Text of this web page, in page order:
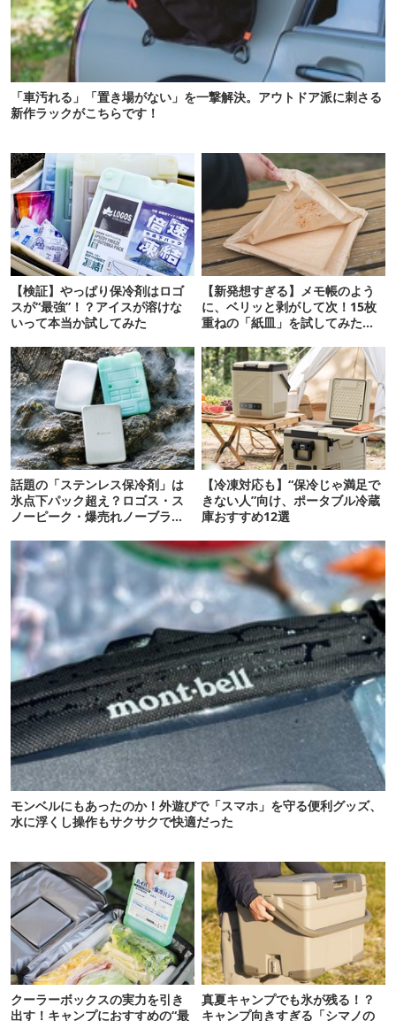
「車汚れる」「置き場がない」を一撃解決。アウトドア派に刺さる
新作ラックがこちらです！
【検証】やっぱり保冷剤はロゴ
スが“最強”！？アイスが溶けな
いって本当か試してみた
【新発想すぎる】メモ帳のよう
に、ベリッと剥がして次！15枚
重ねの「紙皿」を試してみた
話題の「ステンレス保冷剤」は
氷点下パック超え？ロゴス・ス
ノーピーク・爆売れノーブラン
【冷凍対応も】“保冷じゃ満足で
きない人”向け、ポータブル冷蔵
庫おすすめ12選
モンベルにもあったのか！外遊びで「スマホ」を守る便利グッズ、
水に浮くし操作もサクサクで快適だった
クーラーボックスの実力を引き
出す！キャンプにおすすめの“最
真夏キャンプでも氷が残る！？
キャンプ向きすぎる「シマノの